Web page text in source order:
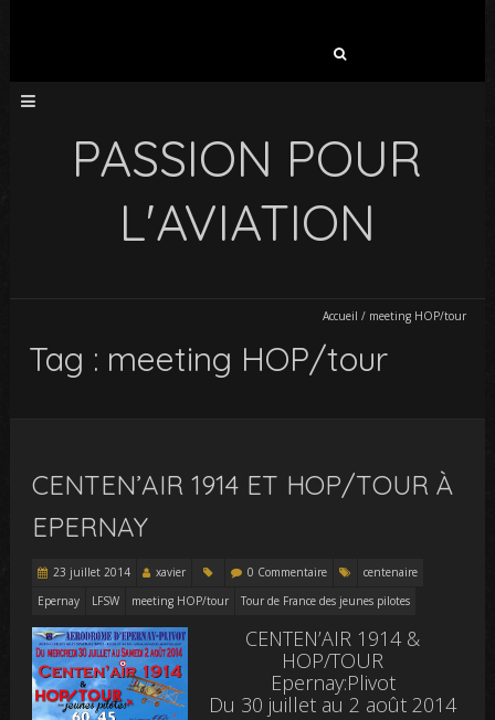
PASSION POUR
L'AVIATION
Accueil / meeting HOP/tour
Tag : meeting HOP/tour
CENTEN’AIR 1914 ET HOP/TOUR À
EPERNAY
23 juillet 2014 xavier 0 Commentaire
centenaire
Epernay
LFSW meeting HOP/tour Tour de France des jeunes pilotes
CENTEN’AIR 1914 &
HOP/TOUR
Epernay:Plivot
Du 30 juillet au 2 août 2014